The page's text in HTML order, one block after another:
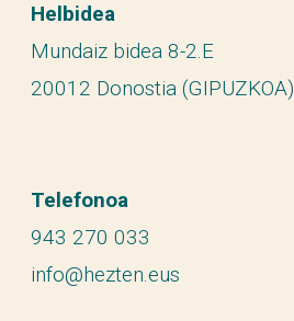
Helbidea
Mundaiz bidea 8-2.E
20012 Donostia (GIPUZKOA)
Telefonoa
943 270 033
info@hezten.eus